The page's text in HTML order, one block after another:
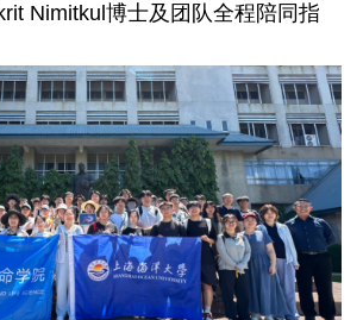
Nimitkul博士及团队全程陪同指